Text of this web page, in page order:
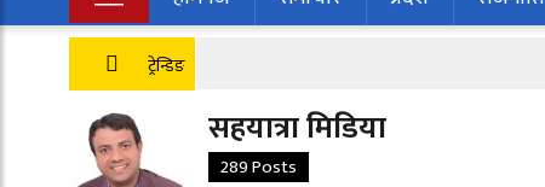
ट्रेन्डिङ
सहयात्रा मिडिया
289 Posts